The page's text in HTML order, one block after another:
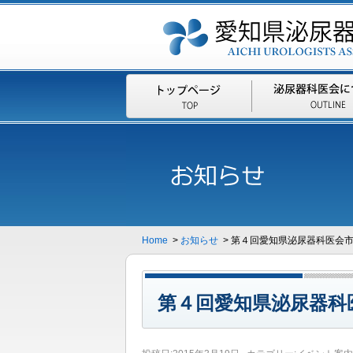
Home > お知らせ > 第４回愛知県泌尿器科医会
第４回愛知県泌尿器